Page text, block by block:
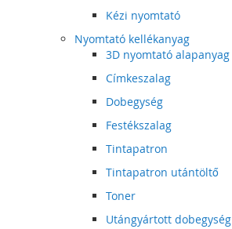
Kézi nyomtató
Nyomtató kellékanyag
3D nyomtató alapanyag
Címkeszalag
Dobegység
Festékszalag
Tintapatron
Tintapatron utántöltő
Toner
Utángyártott dobegység